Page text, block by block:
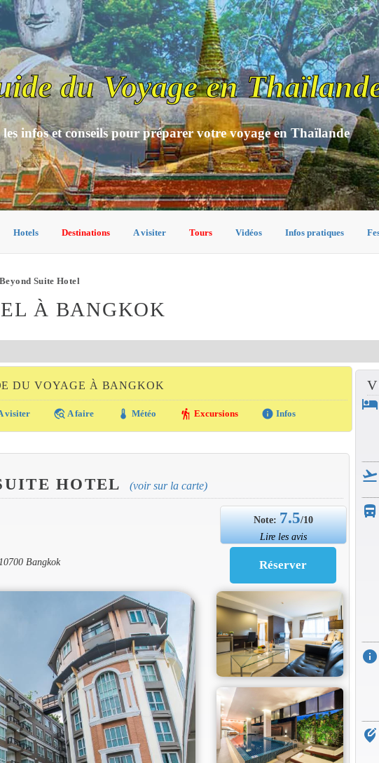
du Voyage en
les infos et conseils pour préparer votre voyage en Thaïlande
Hotels Destinations A visiter Tours Vidéos Infos pratiques
Suite Hotel
À BANGKOK
DU VOYAGE À BANGKOK
visiter travel_explore A faire thermostat Météo hiking Excursions info Infos
HOTEL (voir sur la carte)
Bangkok
Note: 7.5/10
Lire les avis
hotel
flight_takeoff
directions_bus_filled
info
edit_location_alt